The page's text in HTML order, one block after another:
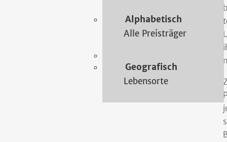
Alphabetisch
Alle Preisträger
Geografisch
Lebensorte
2019 Hasselroth